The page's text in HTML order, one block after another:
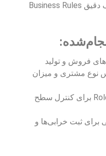
اسکریپت‌های اختصاصی و تعریف دقیق Business Rules
فروش و تولید
نوع مشتری و میزان
تعریف Role-Based Security برای کنترل سطح
ثبت خرابی‌ها و